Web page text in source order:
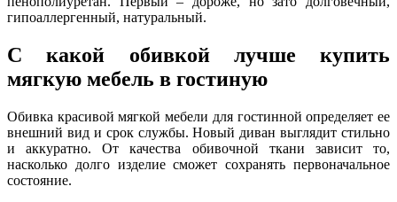
гипоаллергенный, натуральный.
С какой обивкой лучше купить
мягкую мебель в гостиную
Обивка красивой мягкой мебели для гостинной определяет ее
внешний вид и срок службы. Новый диван выглядит стильно
и аккуратно. От качества обивочной ткани зависит то,
насколько долго изделие сможет сохранять первоначальное
состояние.